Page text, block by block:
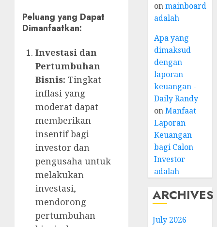
Peluang yang Dapat
Dimanfaatkan:
Investasi dan
Pertumbuhan
Bisnis: Tingkat
inflasi yang
moderat dapat
memberikan
insentif bagi
investor dan
pengusaha untuk
melakukan
investasi,
mendorong
pertumbuhan
onmainboard
adalah
Apa yang
dimaksud
dengan
laporan
keuangan -
Daily Randy
onManfaat
Laporan
Keuangan
bagi Calon
Investor
adalah
ARCHIVES
July 2026